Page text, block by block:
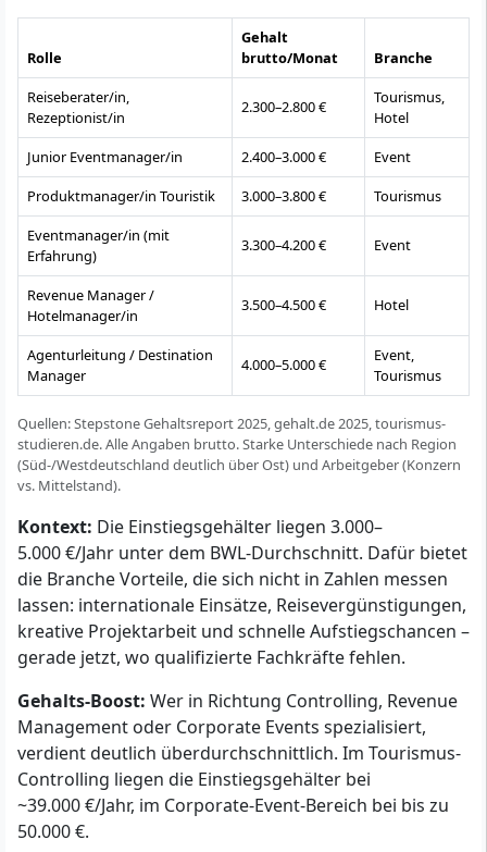
Rolle
Gehalt
brutto/Monat
Branche
Reiseberater/in,
Rezeptionist/in
2.300–2.800 €
Tourismus,
Hotel
Junior Eventmanager/in
2.400–3.000 €
Event
Produktmanager/in Touristik
3.000–3.800 €
Tourismus
Eventmanager/in (mit
Erfahrung)
3.300–4.200 € Event
Revenue Manager /
Hotelmanager/in
3.500–4.500 € Hotel
Agenturleitung / Destination
Manager
4.000–5.000 €
Event,
Tourismus
Quellen: Stepstone Gehaltsreport 2025, gehalt.de 2025, tourismus-
studieren.de. Alle Angaben brutto. Starke Unterschiede nach Region
(Süd-/Westdeutschland deutlich über Ost) und Arbeitgeber (Konzern
vs. Mittelstand).
Kontext: Die Einstiegsgehälter liegen 3.000–
5.000 €/Jahr unter dem BWL-Durchschnitt. Dafür bietet
die Branche Vorteile, die sich nicht in Zahlen messen
lassen: internationale Einsätze, Reisevergünstigungen,
kreative Projektarbeit und schnelle Aufstiegschancen –
gerade jetzt, wo qualifizierte Fachkräfte fehlen.
Gehalts-Boost: Wer in Richtung Controlling, Revenue
Management oder Corporate Events spezialisiert,
verdient deutlich überdurchschnittlich. Im Tourismus-
Controlling liegen die Einstiegsgehälter bei
~39.000 €/Jahr, im Corporate-Event-Bereich bei bis zu
50.000 €.